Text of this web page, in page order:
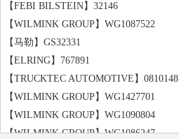
【FEBI BILSTEIN】32146
【WILMINK GROUP】WG1087522
【马勒】GS32331
【ELRING】767891
【TRUCKTEC AUTOMOTIVE】0810148
【WILMINK GROUP】WG1427701
【WILMINK GROUP】WG1090804
【WILMINK GROUP】WG1086247